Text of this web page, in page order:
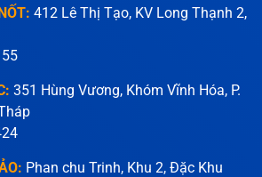
412 Lê Thị Tạo, KV Long Thạnh 2,
351 Hùng Vương, Khóm Vĩnh Hóa, P.
Phan chu Trinh, Khu 2, Đặc Khu